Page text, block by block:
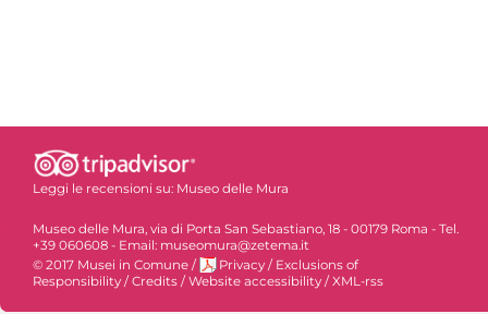
Leggi le recensioni su: Museo delle Mura
Museo delle Mura, via di Porta San Sebastiano, 18 - 00179 Roma - Tel.
+39 060608 - Email: museomura@zetema.it
© 2017 Musei in Comune / Privacy / Exclusions of
Responsibility / Credits / Website accessibility / XML-rss